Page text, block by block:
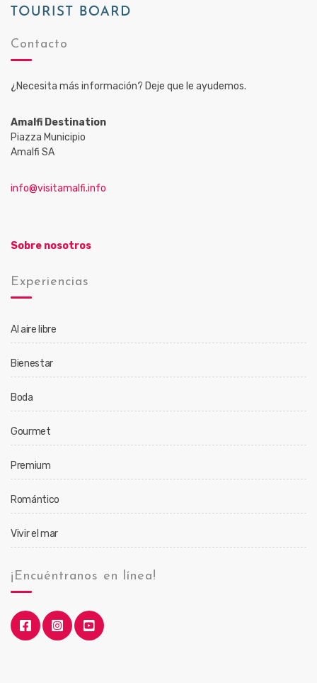
Contacto
¿Necesita más información? Deje que le ayudemos.
Amalfi Destination
Piazza Municipio
Amalfi SA
info@visitamalfi.info
Sobre nosotros
Experiencias
Al aire libre
Bienestar
Boda
Gourmet
Premium
Romántico
Vivir el mar
¡Encuéntranos en línea!